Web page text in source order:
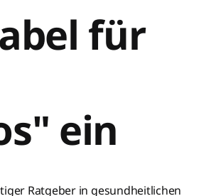
für
ein
Ratgeber in gesundheitlichen